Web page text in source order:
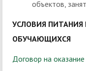
объектов,
УСЛОВИЯ
ОБУЧАЮЩИХСЯ
Договор на оказание